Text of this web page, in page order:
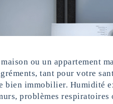
ou un appartement
tant pour votre
bien immobilier. Humidité
problèmes